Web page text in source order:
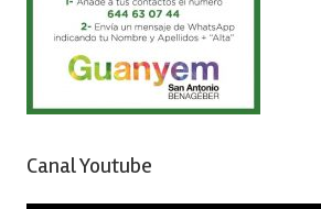
Canal Youtube